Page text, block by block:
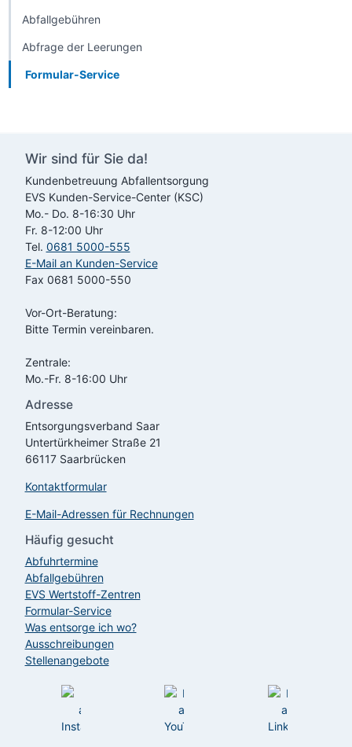
Abfallgebühren
Abfrage der Leerungen
Formular-Service
Wir sind für Sie da!
Kundenbetreuung Abfallentsorgung
EVS Kunden-Service-Center (KSC)
Mo.- Do. 8-16:30 Uhr
Fr. 8-12:00 Uhr
Tel. 0681 5000-555
E-Mail an Kunden-Service
Fax 0681 5000-550
Vor-Ort-Beratung:
Bitte Termin vereinbaren.
Zentrale:
Mo.-Fr. 8-16:00 Uhr
Adresse
Entsorgungsverband Saar
Untertürkheimer Straße 21
66117 Saarbrücken
Kontaktformular
E-Mail-Adressen für Rechnungen
Häufig gesucht
Abfuhrtermine
Abfallgebühren
EVS Wertstoff-Zentren
Formular-Service
Was entsorge ich wo?
Ausschreibungen
Stellenangebote